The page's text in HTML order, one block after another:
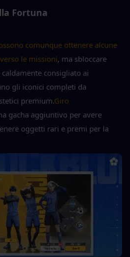
Fortuna
comunque ottenere alcune
le missioni, ma sbloccare
consigliato ai
gli iconici completi da
premium.Giro
gacha aggiuntivo per avere
oggetti rari e premi per la